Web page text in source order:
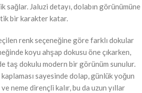
sağlar. Jaluzi detayı, dolabın görünümüne
bir karakter katar.
renk seçeneğine göre farklı dokular
koyu ahşap dokusu öne çıkarken,
taş dokulu modern bir görünüm sunulur.
sayesinde dolap, günlük yoğun
neme dirençli kalır, bu da uzun yıllar